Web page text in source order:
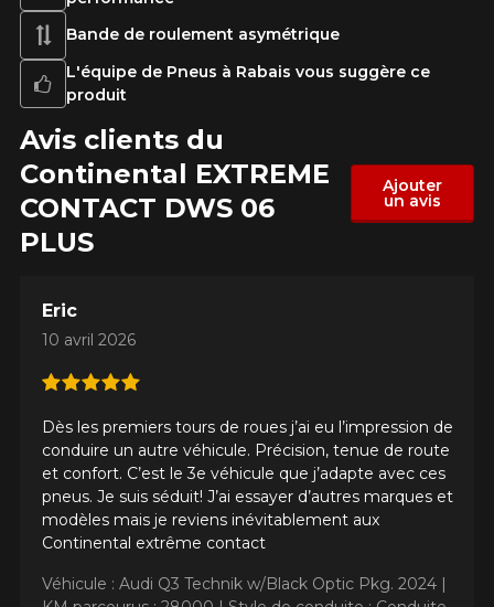
Bande de roulement asymétrique
L'équipe de Pneus à Rabais vous suggère ce
produit
Avis clients du
Continental EXTREME​
CONTACT DWS 06
PLUS
Ajouter
un avis
Eric
10 avril 2026
Dès les premiers tours de roues j’ai eu l’impression de
conduire un autre véhicule. Précision, tenue de route
et confort. C’est le 3e véhicule que j’adapte avec ces
pneus. Je suis séduit! J’ai essayer d’autres marques et
modèles mais je reviens inévitablement aux
Continental extrême contact
Véhicule : Audi Q3 Technik w/Black Optic Pkg. 2024 |